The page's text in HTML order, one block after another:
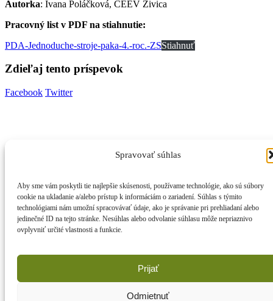
Spravovať súhlas
Aby sme vám poskytli tie najlepšie skúsenosti, používame technológie, ako sú súbory
cookie na ukladanie a/alebo prístup k informáciám o zariadení. Súhlas s týmito
technológiami nám umožní spracovávať údaje, ako je správanie pri prehliadaní alebo
jedinečné ID na tejto stránke. Nesúhlas alebo odvolanie súhlasu môže nepriaznivo
ovplyvniť určité vlastnosti a funkcie.
Prijať
Odmietnuť
Autorka: Ivana Poláčková, CEEV Živica
Pracovný list v PDF na stiahnutie:
PDA-Jednoduche-stroje-paka-4.-roc.-ZSStiahnuť
Zdieľaj tento príspevok
Facebook Twitter
Zásady používania súborov cookies
Prihláste sa k odberu noviniek
© Copyright 2019. All Rights Reserved.